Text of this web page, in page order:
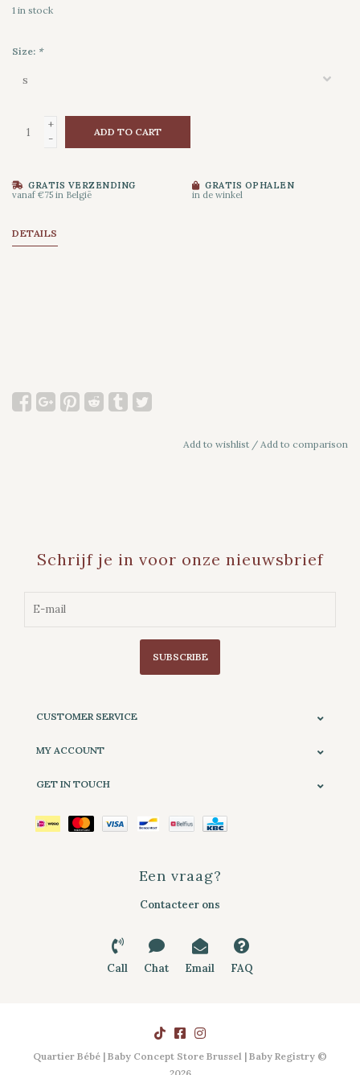
1 in stock
Size: *
+
-
ADD TO CART
GRATIS VERZENDING
vanaf €75 in België
GRATIS OPHALEN
in de winkel
DETAILS
Add to wishlist / Add to comparison
Schrijf je in voor onze nieuwsbrief
SUBSCRIBE
CUSTOMER SERVICE
MY ACCOUNT
GET IN TOUCH
Een vraag?
Contacteer ons
Call Chat Email FAQ
Quartier Bébé | Baby Concept Store Brussel | Baby Registry ©